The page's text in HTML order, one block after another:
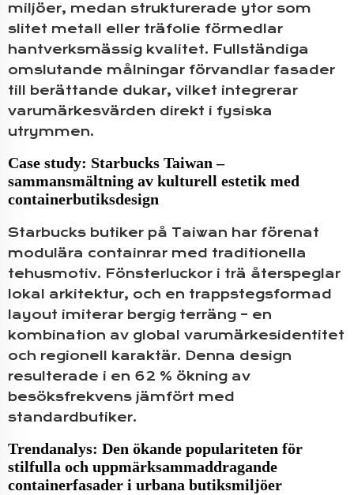
miljöer, medan strukturerade ytor som
slitet metall eller träfolie förmedlar
hantverksmässig kvalitet. Fullständiga
omslutande målningar förvandlar fasader
till berättande dukar, vilket integrerar
varumärkesvärden direkt i fysiska
utrymmen.
Case study: Starbucks Taiwan –
sammansmältning av kulturell estetik med
containerbutiksdesign
Starbucks butiker på Taiwan har förenat
modulära containrar med traditionella
tehusmotiv. Fönsterluckor i trä återspeglar
lokal arkitektur, och en trappstegsformad
layout imiterar bergig terräng – en
kombination av global varumärkesidentitet
och regionell karaktär. Denna design
resulterade i en 62 % ökning av
besöksfrekvens jämfört med
standardbutiker.
Trendanalys: Den ökande populariteten för
stilfulla och uppmärksammaddragande
containerfasader i urbana butiksmiljöer